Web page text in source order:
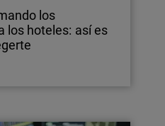
los
los hoteles: así es